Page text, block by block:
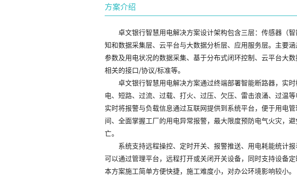
方案介绍
卓文银行智慧用电解决方案设计架构包含三层：传感器（
知和数据采集层、云平台与大数据分析层、应用服务层。主要
参数及用电状况的数据采集、基于分布式闭环控制、云平台大
相关的接口/协议/标准等。
卓文银行智慧用电解决方案通过终端部署智能断路器，实
电、短路、过流、过载、打火、过压、欠压、雷击浪涌、过温
实时将报警与负载信息通过互联网提供到系统平台，便于用电
间、全面掌握工厂的用电异常报警，最大限度预防电气火灾，
亡。
系统支持远程操控、定时开关、报警推送、用电耗能统计
可以通过管理平台，远程打开或关闭开关设备，同时支持设备定
本方案施工简单方便快捷，施工难度小，对办公环境影响较小。